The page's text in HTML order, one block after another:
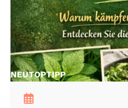
NEUTOPTIPP